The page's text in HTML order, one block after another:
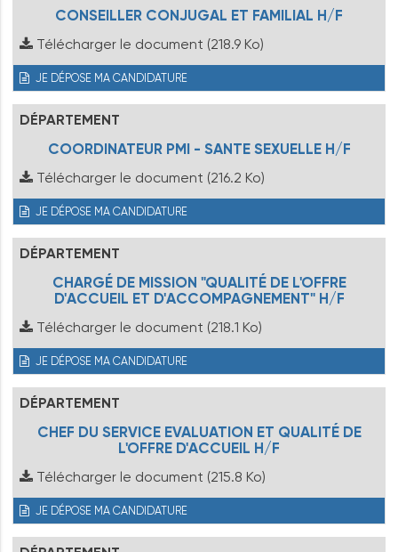
CONSEILLER CONJUGAL ET FAMILIAL H/F
Télécharger le document (218.9 Ko)
JE DÉPOSE MA CANDIDATURE
DÉPARTEMENT
COORDINATEUR PMI - SANTE SEXUELLE H/F
Télécharger le document (216.2 Ko)
JE DÉPOSE MA CANDIDATURE
DÉPARTEMENT
CHARGÉ DE MISSION "QUALITÉ DE L'OFFRE
D'ACCUEIL ET D'ACCOMPAGNEMENT" H/F
Télécharger le document (218.1 Ko)
JE DÉPOSE MA CANDIDATURE
DÉPARTEMENT
CHEF DU SERVICE EVALUATION ET QUALITÉ DE
L'OFFRE D'ACCUEIL H/F
Télécharger le document (215.8 Ko)
JE DÉPOSE MA CANDIDATURE